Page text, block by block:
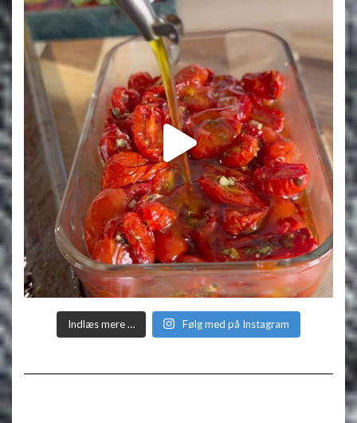
Indlæs mere … Følg med på Instagram